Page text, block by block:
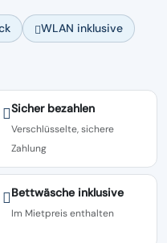
WLAN inklusive
Sicher bezahlen
Verschlüsselte, sichere
Zahlung
Bettwäsche inklusive
Im Mietpreis enthalten